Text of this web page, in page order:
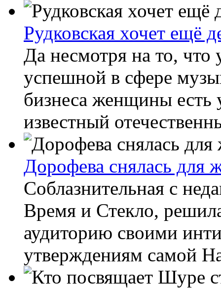
Рудковская хочет ещё
Да несмотря на то, что
успешной в сфере
бизнеса женщины есть
известный
Дорофева снялась для
Соблазнительная с
Время и Стекло,
аудиторию своими
утверждениям самой